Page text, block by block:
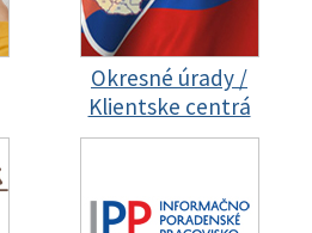
Okresné úrady /
Klientske centrá